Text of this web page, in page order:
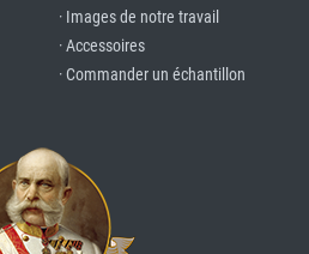
· Images de notre travail
· Accessoires
· Commander un échantillon